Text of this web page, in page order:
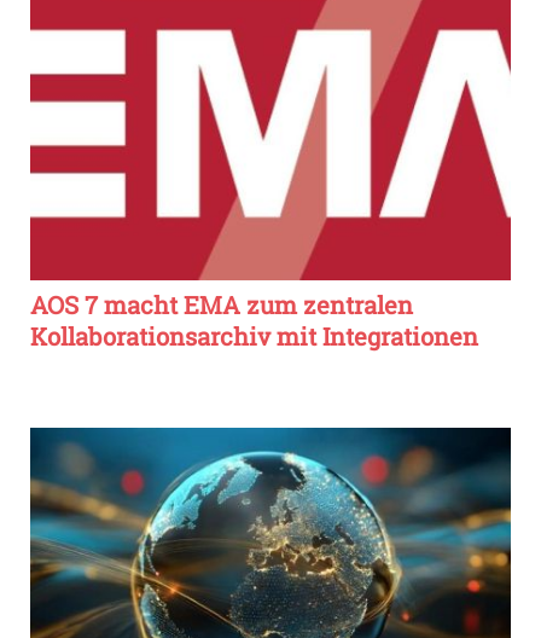
AOS 7 macht EMA zum zentralen
Kollaborationsarchiv mit Integrationen